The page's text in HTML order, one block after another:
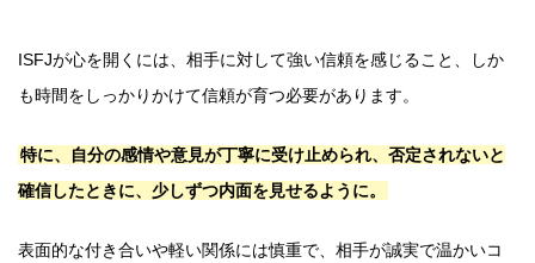
ISFJが心を開くには、相手に対して強い信頼を感じること、しか
も時間をしっかりかけて信頼が育つ必要があります。
特に、自分の感情や意見が丁寧に受け止められ、否定されないと
確信したときに、少しずつ内面を見せるように。
表面的な付き合いや軽い関係には慎重で、相手が誠実で温かいコ